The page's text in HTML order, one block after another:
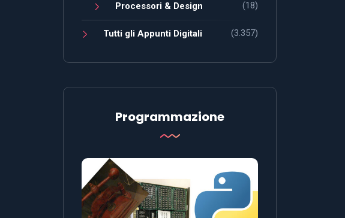
Processori & Design (18)
Tutti gli Appunti Digitali (3.357)
Programmazione